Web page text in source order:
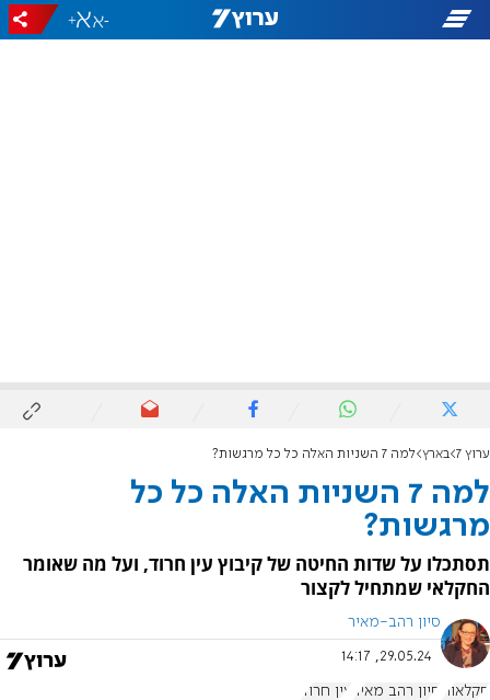
-
+
ערוץ 7 בארץ למה 7 השניות האלה כל כל מרגשות?
למה 7 השניות האלה כל כל
מרגשות?
תסתכלו על שדות החיטה של קיבוץ עין חרוד, ועל מה שאומר
החקלאי שמתחיל לקצור
סיון רהב-מאיר
29.05.24, 14:17
חקלאות סיון רהב מאיר עין חרוד